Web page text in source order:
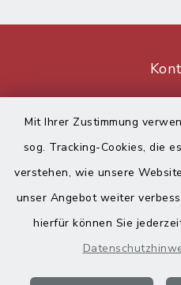
Mit Ihrer Zustimmung
sog. Tracking-Cookies, die
verstehen, wie unsere
unser Angebot weiter
hierfür können Sie
Cookie-